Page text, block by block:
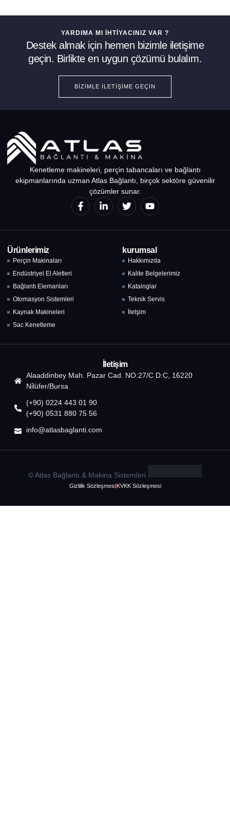
YARDIMA MI İHTIYACINIZ VAR ?
Destek almak için hemen bizimle iletişime
geçin. Birlikte en uygun çözümü bulalım.
BIZIMLE İLETIŞIME GEÇIN
Kenetleme makineleri, perçin tabancaları ve bağlantı
ekipmanlarında uzman Atlas Bağlantı, birçok sektöre güvenilir
çözümler sunar.
Ürünlerimiz
Perçin Makinaları
Endüstriyel El Aletleri
Bağlantı Elemanları
Otomasyon Sistemleri
Kaynak Makineleri
Sac Kenetleme
kurumsal
Hakkımızda
Kalite Belgelerimiz
Kataloglar
Teknik Servis
İletşim
İletişim
Alaaddinbey Mah. Pazar Cad. NO:27/C D:C, 16220
Ni̇lüfer/Bursa
(+90) 0224 443 01 90
(+90) 0531 880 75 56
info@atlasbaglanti.com
© Atlas Bağlantı & Makina Sistemleri
Gizlilik SözleşmesiKVKK Sözleşmesi